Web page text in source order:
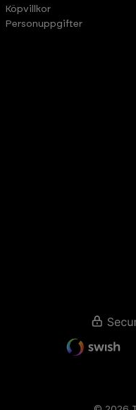
Köpvillkor
Personuppgifter